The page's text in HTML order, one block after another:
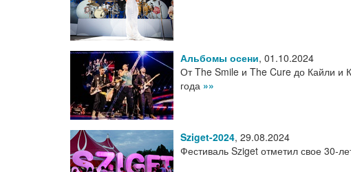
Альбомы осени, 01.10.2024
От The Smile и The Cure до Кайли и
года »»
Sziget-2024, 29.08.2024
Фестиваль Sziget отметил свое 30-